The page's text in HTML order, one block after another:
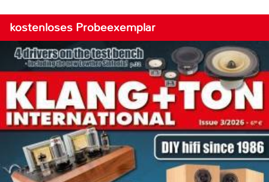
kostenloses Probeexemplar